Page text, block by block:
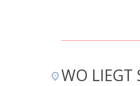
WO LIEGT